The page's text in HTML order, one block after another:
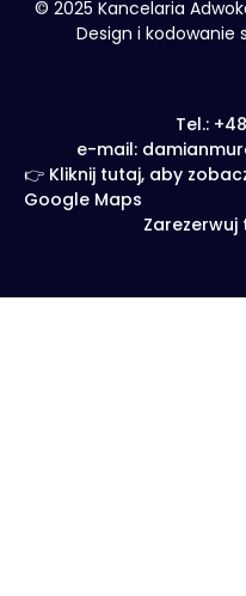
© 2025 Kancelaria
Design i kodowanie
Tel.:
e-mail:
👉 Kliknij tutaj, aby
Google Maps